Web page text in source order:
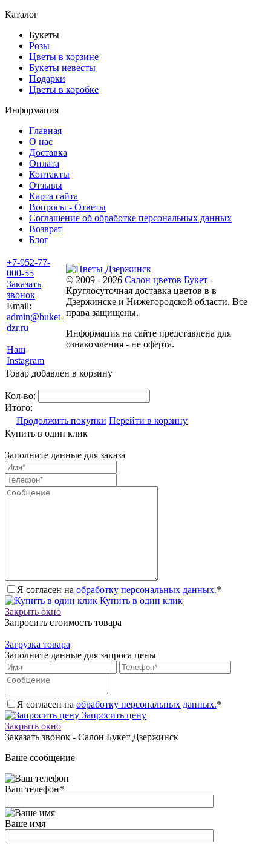
Каталог
Букеты
Розы
Цветы в корзине
Букеты невесты
Подарки
Цветы в коробке
Информация
Главная
О нас
Доставка
Оплата
Контакты
Отзывы
Карта сайта
Вопросы - Ответы
Соглашение об обработке персональных данных
Возврат
Блог
+7-952-77-
000-55
Заказать
звонок
Email:
admin@buket-
dzr.ru
Наш
Instagram
© 2009 - 2026 Салон цветов Букет -
Круглосуточная доставка цветов в в
Дзержинске и Нижегородской области. Все
права защищены.
Информация на сайте представлена для
ознакомления - не оферта.
Товар добавлен в корзину
Кол-во:
Итого:
Продолжить покупки Перейти в корзину
Купить в один клик
Заполните данные для заказа
Я согласен на обработку персональных данных.*
Купить в один клик
Закрыть окно
Запросить стоимость товара
Загрузка товара
Заполните данные для запроса цены
Я согласен на обработку персональных данных.*
Запросить цену
Закрыть окно
Заказать звонок - Салон Букет Дзержинск
Ваше сообщение
Ваш телефон*
Ваше имя